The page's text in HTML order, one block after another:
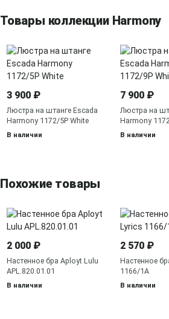
Товары коллекции Harmony
3 900 ₽
Люстра на штанге Escada
Harmony 1172/5P White
В наличии
7 900 ₽
Люстра на
Harmony
В наличии
Похожие товары
2 000 ₽
Настенное бра Aployt Lulu
APL.820.01.01
В наличии
2 570 ₽
Настенное
1166/1A
В наличии